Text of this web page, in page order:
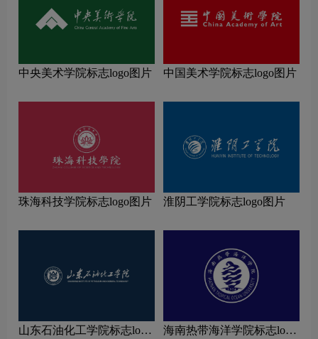
中央美术学院标志logo图片 中国美术学院标志logo图片
珠海科技学院标志logo图片 淮阴工学院标志logo图片
山东石油化工学院标志logo
海南热带海洋学院标志logo